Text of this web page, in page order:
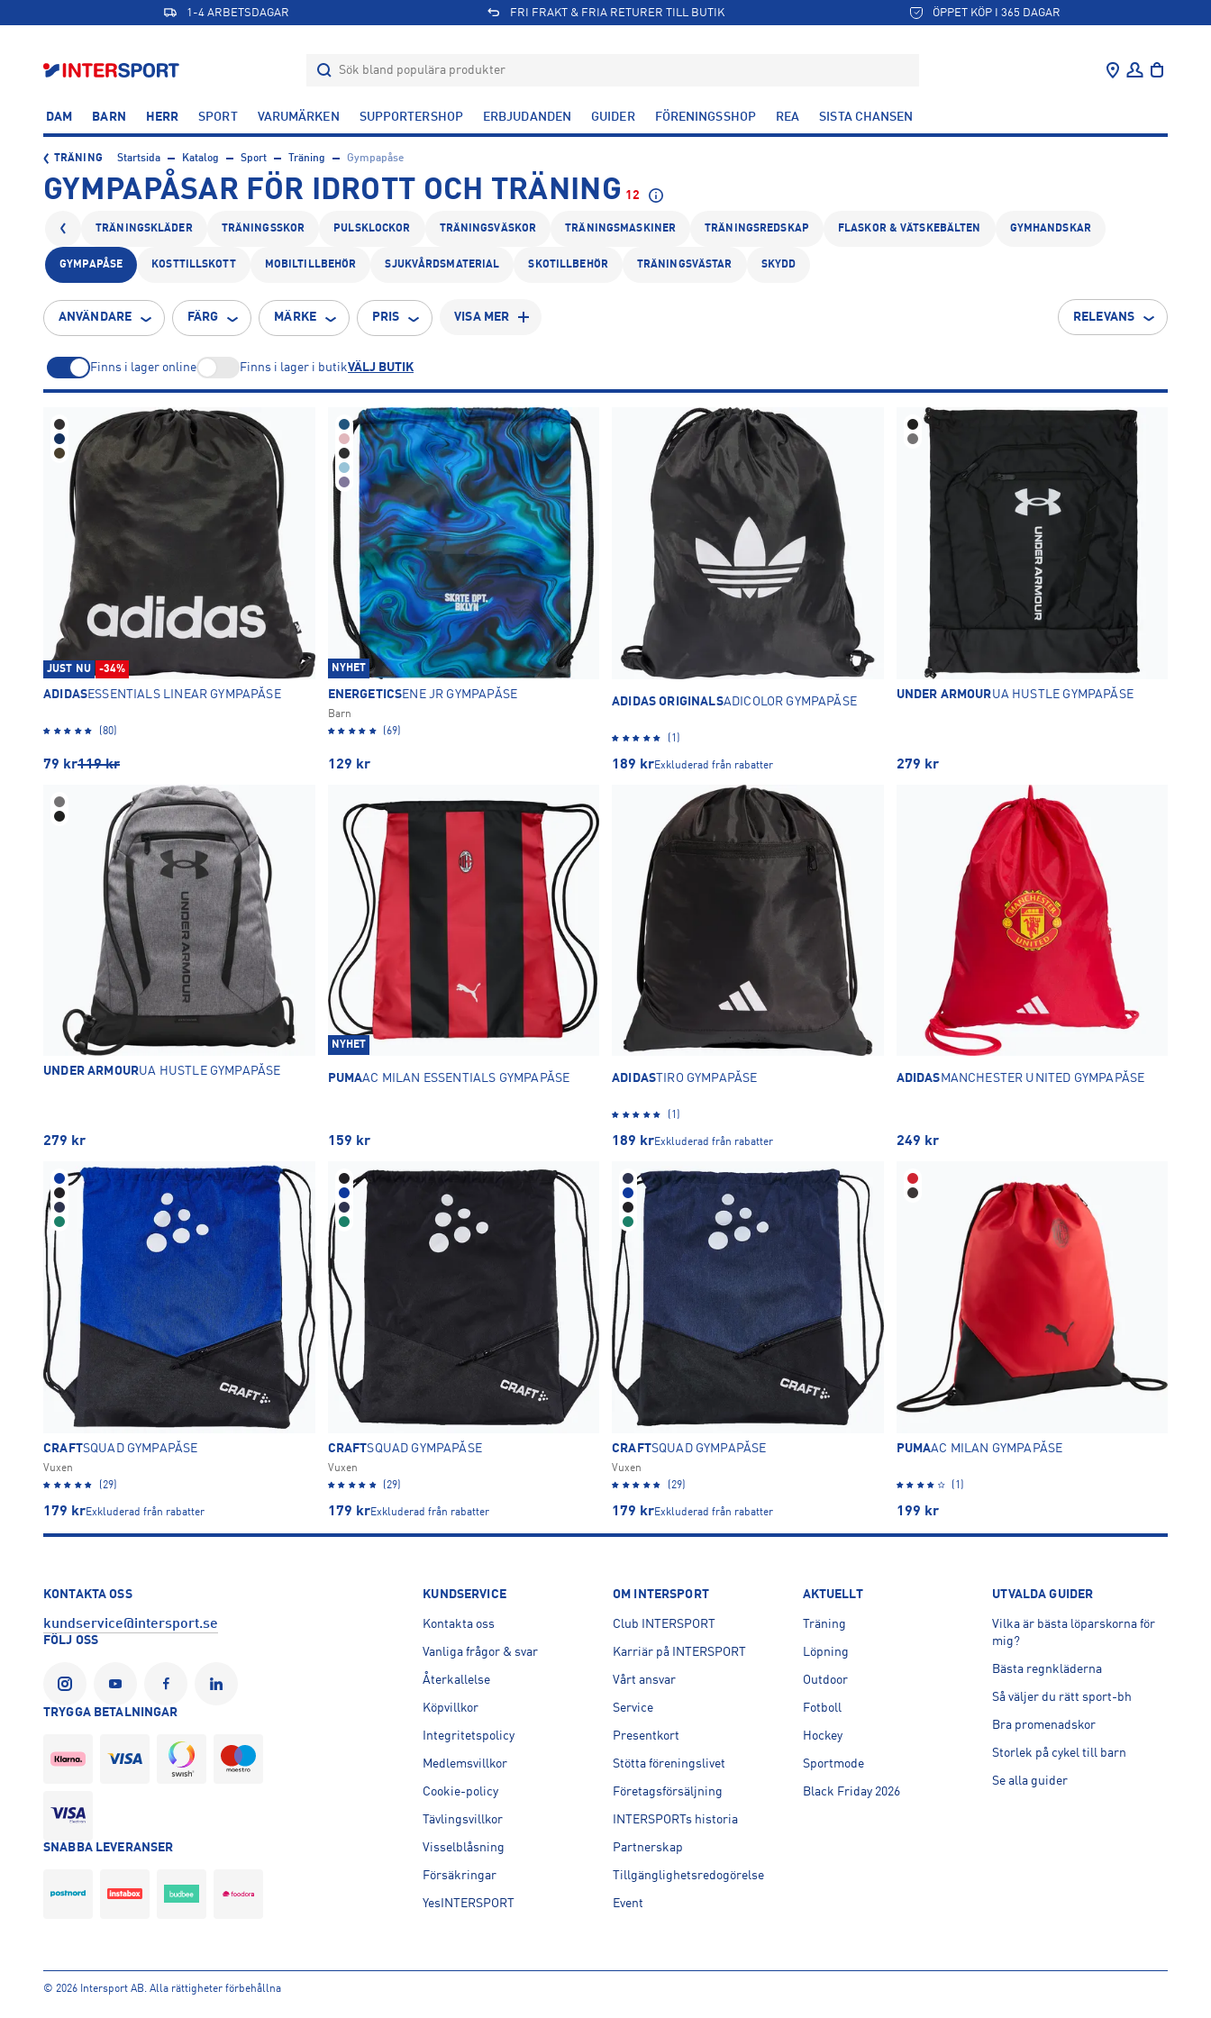
1-4 ARBETSDAGAR FRI FRAKT & FRIA RETURER TILL BUTIK ÖPPET KÖP I 365 DAGAR
DAM BARN HERR SPORT VARUMÄRKEN SUPPORTERSHOP ERBJUDANDEN GUIDER FÖRENINGSSHOP REA SISTA CHANSEN
TRÄNING Startsida Katalog Sport Träning Gympapåse
GYMPAPÅSAR FÖR IDROTT OCH TRÄNING 12
TRÄNINGSKLÄDER TRÄNINGSSKOR PULSKLOCKOR TRÄNINGSVÄSKOR TRÄNINGSMASKINER TRÄNINGSREDSKAP FLASKOR & VÄTSKEBÄLTEN GYMHANDSKAR
GYMPAPÅSE KOSTTILLSKOTT MOBILTILLBEHÖR SJUKVÅRDSMATERIAL SKOTILLBEHÖR TRÄNINGSVÄSTAR SKYDD
ANVÄNDARE FÄRG
Blå Grå
1 5
TA BORT ALLA OK
MÄRKE PRIS VISA MER RELEVANS
Finns i lager online Finns i lager i butikVÄLJ BUTIK
JUST NU -34%
ADIDASESSENTIALS LINEAR GYMPAPÅSE
(80)
79 kr119 kr
NYHET
ENERGETICSENE JR GYMPAPÅSE
Barn
(69)
129 kr
ADIDAS ORIGINALSADICOLOR GYMPAPÅSE
(1)
189 krExkluderad från rabatter
UNDER ARMOURUA HUSTLE GYMPAPÅSE
279 kr
UNDER ARMOURUA HUSTLE GYMPAPÅSE
279 kr
NYHET
PUMAAC MILAN ESSENTIALS GYMPAPÅSE
159 kr
ADIDAS TIRO GYMPAPÅSE
(1)
189 krExkluderad från rabatter
ADIDAS MANCHESTER UNITED GYMPAPÅSE
249 kr
CRAFTSQUAD GYMPAPÅSE
Vuxen
(29)
179 krExkluderad från rabatter
CRAFTSQUAD GYMPAPÅSE
Vuxen
(29)
179 krExkluderad från rabatter
CRAFTSQUAD GYMPAPÅSE
Vuxen
(29)
179 krExkluderad från rabatter
PUMAAC MILAN GYMPAPÅSE
(1)
199 kr
KONTAKTA OSS
kundservice@intersport.se
FÖLJ OSS
TRYGGA BETALNINGAR
SNABBA LEVERANSER
KUNDSERVICE
Kontakta oss
Vanliga frågor & svar
Återkallelse
Köpvillkor
Integritetspolicy
Medlemsvillkor
Cookie-policy
Tävlingsvillkor
Visselblåsning
Försäkringar
YesINTERSPORT
OM INTERSPORT
Club INTERSPORT
Karriär på INTERSPORT
Vårt ansvar
Service
Presentkort
Stötta föreningslivet
Företagsförsäljning
INTERSPORTs historia
Partnerskap
Tillgänglighetsredogörelse
Event
AKTUELLT
Träning
Löpning
Outdoor
Fotboll
Hockey
Sportmode
Black Friday 2026
UTVALDA GUIDER
Vilka är bästa löparskorna för
mig?
Bästa regnkläderna
Så väljer du rätt sport-bh
Bra promenadskor
Storlek på cykel till barn
Se alla guider
© 2026 Intersport AB. Alla rättigheter förbehållna